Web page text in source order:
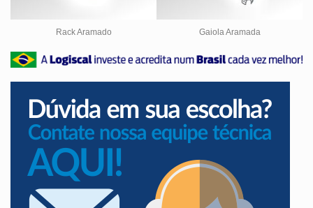
Rack Aramado Gaiola Aramada